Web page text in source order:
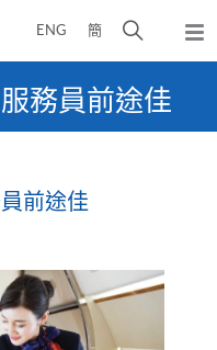
ENG 簡
開
搜
尋
彈
出
單
務員前途佳
前途佳